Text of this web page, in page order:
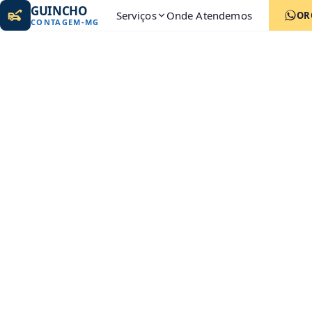
GUINCHO
CONTAGEM-MG Serviços Onde Atendemos